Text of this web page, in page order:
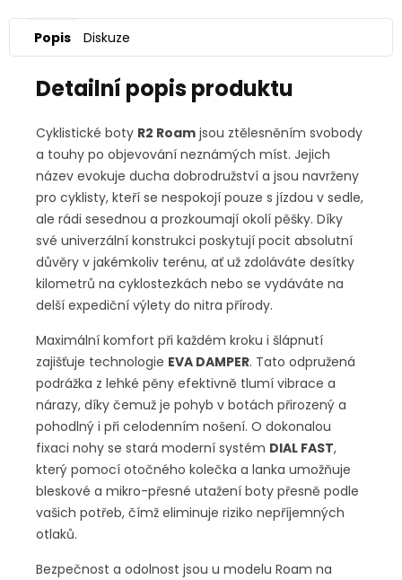
Popis Diskuze
Detailní popis produktu
Cyklistické boty R2 Roam jsou ztělesněním svobody
a touhy po objevování neznámých míst. Jejich
název evokuje ducha dobrodružství a jsou navrženy
pro cyklisty, kteří se nespokojí pouze s jízdou v sedle,
ale rádi sesednou a prozkoumají okolí pěšky. Díky
své univerzální konstrukci poskytují pocit absolutní
důvěry v jakémkoliv terénu, ať už zdoláváte desítky
kilometrů na cyklostezkách nebo se vydáváte na
delší expediční výlety do nitra přírody.
Maximální komfort při každém kroku i šlápnutí
zajišťuje technologie EVA DAMPER. Tato odpružená
podrážka z lehké pěny efektivně tlumí vibrace a
nárazy, díky čemuž je pohyb v botách přirozený a
pohodlný i při celodenním nošení. O dokonalou
fixaci nohy se stará moderní systém DIAL FAST,
který pomocí otočného kolečka a lanka umožňuje
bleskové a mikro-přesné utažení boty přesně podle
vašich potřeb, čímž eliminuje riziko nepříjemných
otlaků.
Bezpečnost a odolnost jsou u modelu Roam na